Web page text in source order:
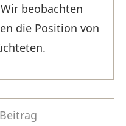
beobachten
die Position von